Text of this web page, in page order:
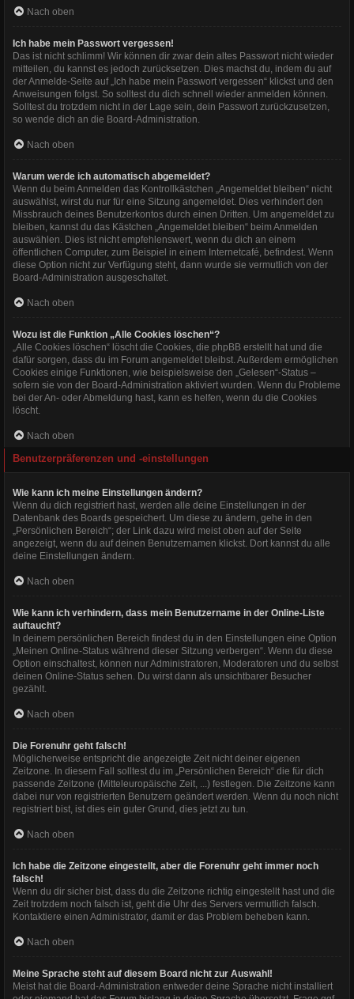
Nach oben
Ich habe mein Passwort vergessen!
Das ist nicht schlimm! Wir können dir zwar dein altes Passwort nicht wieder
mitteilen, du kannst es jedoch zurücksetzen. Dies machst du, indem du auf
der Anmelde-Seite auf „Ich habe mein Passwort vergessen“ klickst und den
Anweisungen folgst. So solltest du dich schnell wieder anmelden können.
Solltest du trotzdem nicht in der Lage sein, dein Passwort zurückzusetzen,
so wende dich an die Board-Administration.
Nach oben
Warum werde ich automatisch abgemeldet?
Wenn du beim Anmelden das Kontrollkästchen „Angemeldet bleiben“ nicht
auswählst, wirst du nur für eine Sitzung angemeldet. Dies verhindert den
Missbrauch deines Benutzerkontos durch einen Dritten. Um angemeldet zu
bleiben, kannst du das Kästchen „Angemeldet bleiben“ beim Anmelden
auswählen. Dies ist nicht empfehlenswert, wenn du dich an einem
öffentlichen Computer, zum Beispiel in einem Internetcafé, befindest. Wenn
diese Option nicht zur Verfügung steht, dann wurde sie vermutlich von der
Board-Administration ausgeschaltet.
Nach oben
Wozu ist die Funktion „Alle Cookies löschen“?
„Alle Cookies löschen“ löscht die Cookies, die phpBB erstellt hat und die
dafür sorgen, dass du im Forum angemeldet bleibst. Außerdem ermöglichen
Cookies einige Funktionen, wie beispielsweise den „Gelesen“-Status –
sofern sie von der Board-Administration aktiviert wurden. Wenn du Probleme
bei der An- oder Abmeldung hast, kann es helfen, wenn du die Cookies
löscht.
Nach oben
Benutzerpräferenzen und -einstellungen
Wie kann ich meine Einstellungen ändern?
Wenn du dich registriert hast, werden alle deine Einstellungen in der
Datenbank des Boards gespeichert. Um diese zu ändern, gehe in den
„Persönlichen Bereich“; der Link dazu wird meist oben auf der Seite
angezeigt, wenn du auf deinen Benutzernamen klickst. Dort kannst du alle
deine Einstellungen ändern.
Nach oben
Wie kann ich verhindern, dass mein Benutzername in der Online-Liste
auftaucht?
In deinem persönlichen Bereich findest du in den Einstellungen eine Option
„Meinen Online-Status während dieser Sitzung verbergen“. Wenn du diese
Option einschaltest, können nur Administratoren, Moderatoren und du selbst
deinen Online-Status sehen. Du wirst dann als unsichtbarer Besucher
gezählt.
Nach oben
Die Forenuhr geht falsch!
Möglicherweise entspricht die angezeigte Zeit nicht deiner eigenen
Zeitzone. In diesem Fall solltest du im „Persönlichen Bereich“ die für dich
passende Zeitzone (Mitteleuropäische Zeit, ...) festlegen. Die Zeitzone kann
dabei nur von registrierten Benutzern geändert werden. Wenn du noch nicht
registriert bist, ist dies ein guter Grund, dies jetzt zu tun.
Nach oben
Ich habe die Zeitzone eingestellt, aber die Forenuhr geht immer noch
falsch!
Wenn du dir sicher bist, dass du die Zeitzone richtig eingestellt hast und die
Zeit trotzdem noch falsch ist, geht die Uhr des Servers vermutlich falsch.
Kontaktiere einen Administrator, damit er das Problem beheben kann.
Nach oben
Meine Sprache steht auf diesem Board nicht zur Auswahl!
Meist hat die Board-Administration entweder deine Sprache nicht installiert